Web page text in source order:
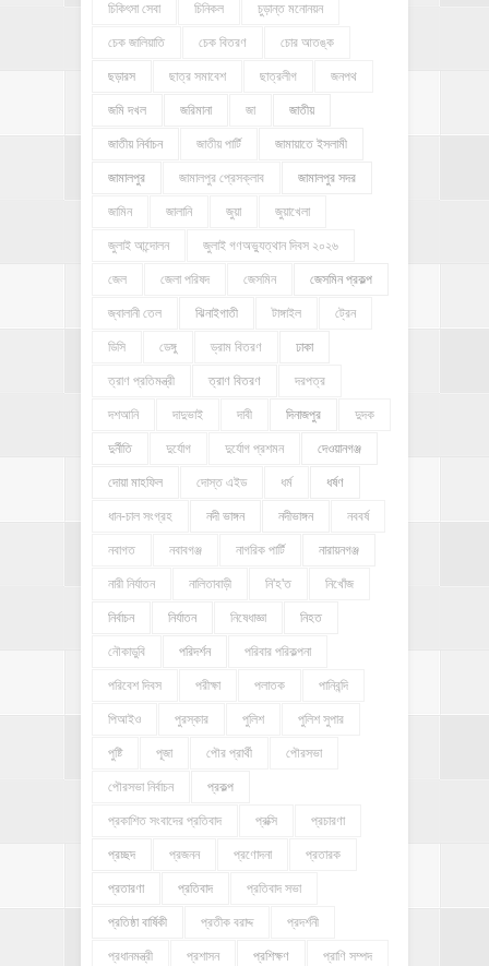
চিকিৎসা সেবা চিনিকল চুড়ান্ত মনোনয়ন
চেক জালিয়াতি চেক বিতরণ চোর আতঙ্ক
ছড়ারস ছাত্র সমাবেশ ছাত্রলীগ জনপথ
জমি দখল জরিমানা জা জাতীয়
জাতীয় নির্বাচন জাতীয় পার্টি জামায়াতে ইসলামী
জামালপুর জামালপুর প্রেসক্লাব জামালপুর সদর
জামিন জালানি জুয়া জুয়াখেলা
জুলাই আন্দোলন জুলাই গণঅভ্যুত্থান দিবস ২০২৬
জেল জেলা পরিষদ জেসমিন জেসমিন প্রকল্প
জ্বালানী তেল ঝিনাইগাতী টাঙ্গাইল ট্রেন
ডিসি ডেঙ্গু ড্রাম বিতরণ ঢাকা
ত্রাণ প্রতিমন্ত্রী ত্রাণ বিতরণ দরপত্র
দশআনি দাদুভাই দাবী দিনাজপুর দুদক
দুর্নীতি দুর্যোগ দুর্যোগ প্রশমন দেওয়ানগঞ্জ
দোয়া মাহফিল দোস্ত এইড ধর্ম ধর্ষণ
ধান-চাল সংগ্রহ নদী ভাঙ্গন নদীভাঙ্গন নববর্ষ
নবাগত নবাবগঞ্জ নাগরিক পার্টি নারায়নগঞ্জ
নারী নির্যাতন নালিতাবাড়ী নি'হ'ত নিখোঁজ
নির্বাচন নির্যাতন নিষেধাজ্ঞা নিহত
নৌকাডুবি পরিদর্শন পরিবার পরিকল্পনা
পরিবেশ দিবস পরীক্ষা পলাতক পানিবন্দি
পিআইও পুরস্কার পুলিশ পুলিশ সুপার
পুষ্টি পূজা পৌর প্রার্থী পৌরসভা
পৌরসভা নির্বাচন প্রকল্প
প্রকাশিত সংবাদের প্রতিবাদ প্রক্সি প্রচারণা
প্রচ্ছদ প্রজনন প্রণোদনা প্রতারক
প্রতারণা প্রতিবাদ প্রতিবাদ সভা
প্রতিষ্ঠা বার্ষিকী প্রতীক বরাদ্দ প্রদর্শনী
প্রধানমন্ত্রী প্রশাসন প্রশিক্ষণ প্রাণি সম্পদ